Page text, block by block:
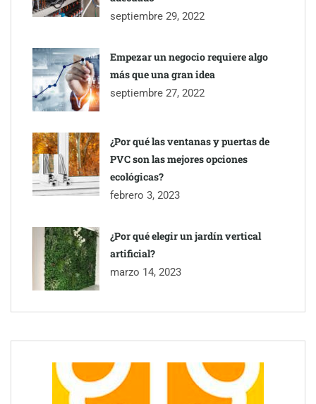
septiembre 29, 2022
Empezar un negocio requiere algo
más que una gran idea
septiembre 27, 2022
¿Por qué las ventanas y puertas de
PVC son las mejores opciones
ecológicas?
febrero 3, 2023
¿Por qué elegir un jardín vertical
artificial?
marzo 14, 2023